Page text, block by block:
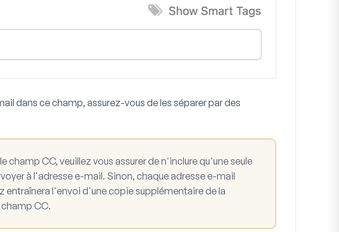
dans ce champ, assurez-vous de les séparer par des
champ CC, veuillez vous assurer de n'inclure qu'une seule
à l'adresse e-mail. Sinon, chaque adresse e-mail
entraînera l'envoi d'une copie supplémentaire de la
CC.